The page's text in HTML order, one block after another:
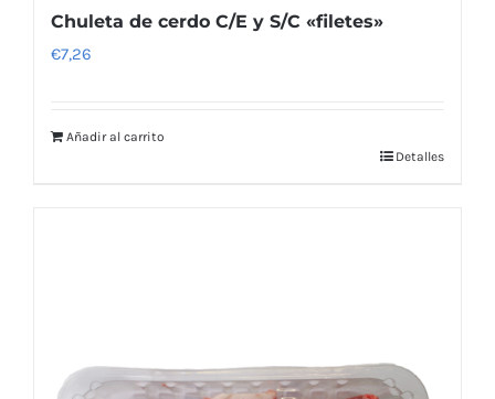
Chuleta de cerdo C/E y S/C «filetes»
€7,26
Añadir al carrito
Detalles